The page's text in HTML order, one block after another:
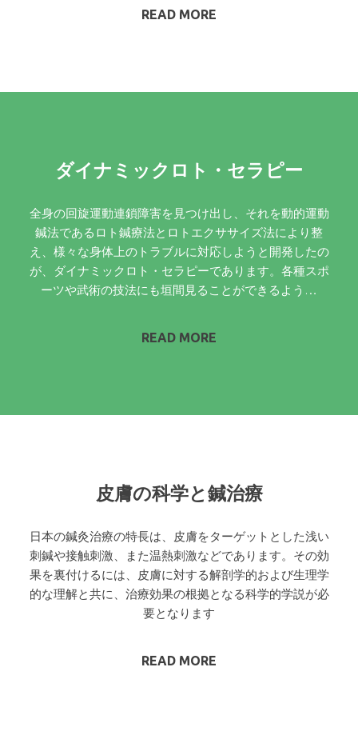
READ MORE
ダイナミックロト・セラピー
全身の回旋運動連鎖障害を見つけ出し、それを動的運動
鍼法であるロト鍼療法とロトエクササイズ法により整
え、様々な身体上のトラブルに対応しようと開発したの
が、ダイナミックロト・セラピーであります。各種スポ
ーツや武術の技法にも垣間見ることができるよう…
READ MORE
皮膚の科学と鍼治療
日本の鍼灸治療の特長は、皮膚をターゲットとした浅い
刺鍼や接触刺激、また温熱刺激などであります。その効
果を裏付けるには、皮膚に対する解剖学的および生理学
的な理解と共に、治療効果の根拠となる科学的学説が必
要となります
READ MORE